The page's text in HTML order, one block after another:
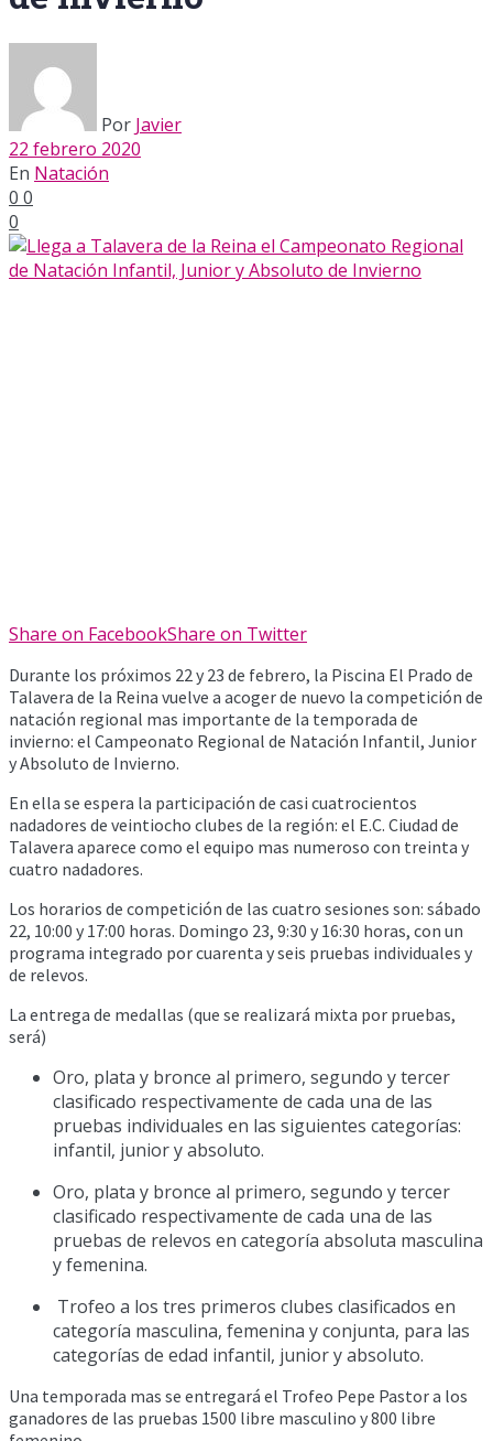
Por Javier
22 febrero 2020
En Natación
0 0
0
Share on FacebookShare on Twitter
Durante los próximos 22 y 23 de febrero, la Piscina El Prado de
Talavera de la Reina vuelve a acoger de nuevo la competición de
natación regional mas importante de la temporada de
invierno: el Campeonato Regional de Natación Infantil, Junior
y Absoluto de Invierno.
En ella se espera la participación de casi cuatrocientos
nadadores de veintiocho clubes de la región: el E.C. Ciudad de
Talavera aparece como el equipo mas numeroso con treinta y
cuatro nadadores.
Los horarios de competición de las cuatro sesiones son: sábado
22, 10:00 y 17:00 horas. Domingo 23, 9:30 y 16:30 horas, con un
programa integrado por cuarenta y seis pruebas individuales y
de relevos.
La entrega de medallas (que se realizará mixta por pruebas,
será)
Oro, plata y bronce al primero, segundo y tercer
clasificado respectivamente de cada una de las
pruebas individuales en las siguientes categorías:
infantil, junior y absoluto.
Oro, plata y bronce al primero, segundo y tercer
clasificado respectivamente de cada una de las
pruebas de relevos en categoría absoluta masculina
y femenina.
Trofeo a los tres primeros clubes clasificados en
categoría masculina, femenina y conjunta, para las
categorías de edad infantil, junior y absoluto.
Una temporada mas se entregará el Trofeo Pepe Pastor a los
ganadores de las pruebas 1500 libre masculino y 800 libre